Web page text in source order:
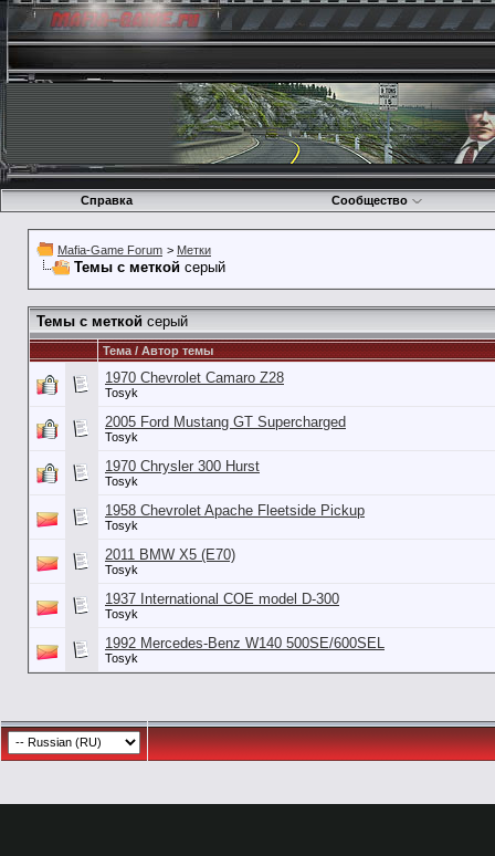
Справка Сообщество
Mafia-Game Forum > Метки
Темы с меткой серый
Темы с меткой серый
Тема / Автор темы
1970 Chevrolet Camaro Z28
Tosyk
2005 Ford Mustang GT Supercharged
Tosyk
1970 Chrysler 300 Hurst
Tosyk
1958 Chevrolet Apache Fleetside Pickup
Tosyk
2011 BMW X5 (E70)
Tosyk
1937 International COE model D-300
Tosyk
1992 Mercedes-Benz W140 500SE/600SEL
Tosyk